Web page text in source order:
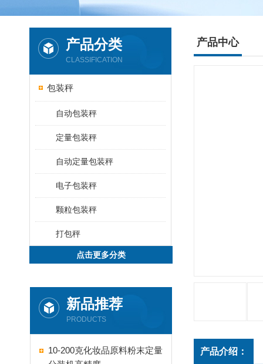
产品分类
CLASSIFICATION
包装秤
自动包装秤
定量包装秤
自动定量包装秤
电子包装秤
颗粒包装秤
打包秤
点击更多分类
新品推荐
PRODUCTS
10-200克化妆品原料粉末定量
产品中心
产品介绍：